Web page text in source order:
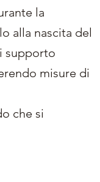
la
alla nascita del
supporto
misure di
che si